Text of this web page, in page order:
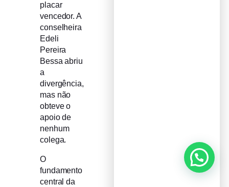
placar
vencedor. A
conselheira
Edeli
Pereira
Bessa abriu
a
divergência,
mas não
obteve o
apoio de
nenhum
colega.
O
fundamento
central da